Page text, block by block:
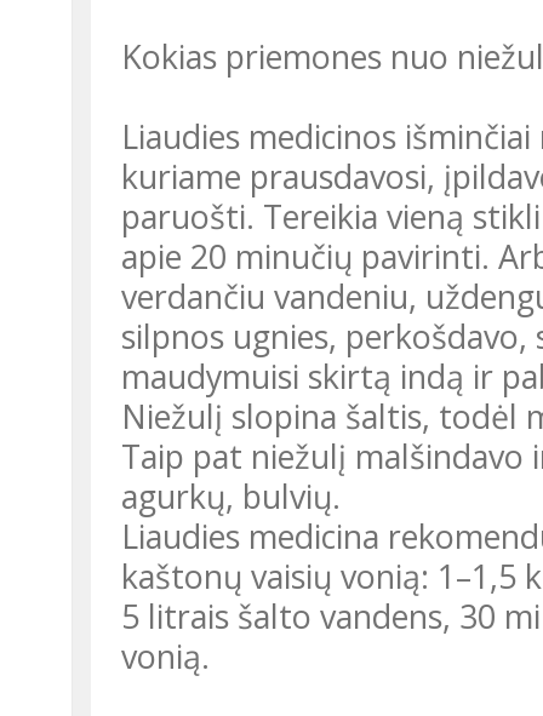
Kokias priemones nuo
Liaudies medicinos
kuriame prausdavosi,
paruošti. Tereikia vieną
apie 20 minučių pavirinti.
verdančiu vandeniu,
silpnos ugnies,
maudymuisi skirtą indą ir
Niežulį slopina šaltis, todėl
Taip pat niežulį malšindavo
agurkų, bulvių.
Liaudies medicina
kaštonų vaisių vonią:
5 litrais šalto vandens, 30
vonią.